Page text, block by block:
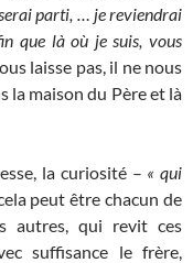
parti, … je reviendrai
que là où je suis, vous
laisse pas, il ne nous
la maison du Père et là
la curiosité – « qui
peut être chacun de
autres, qui revit ces
suffisance le frère,